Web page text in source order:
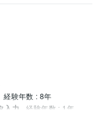
経験年数 : 8年
入力 経験年数 : 1年